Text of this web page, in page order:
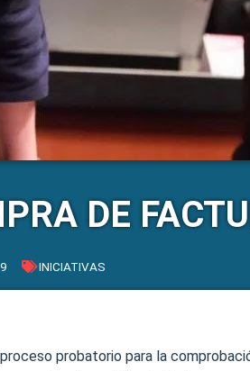
DE
INICIATIVAS
probatorio para la